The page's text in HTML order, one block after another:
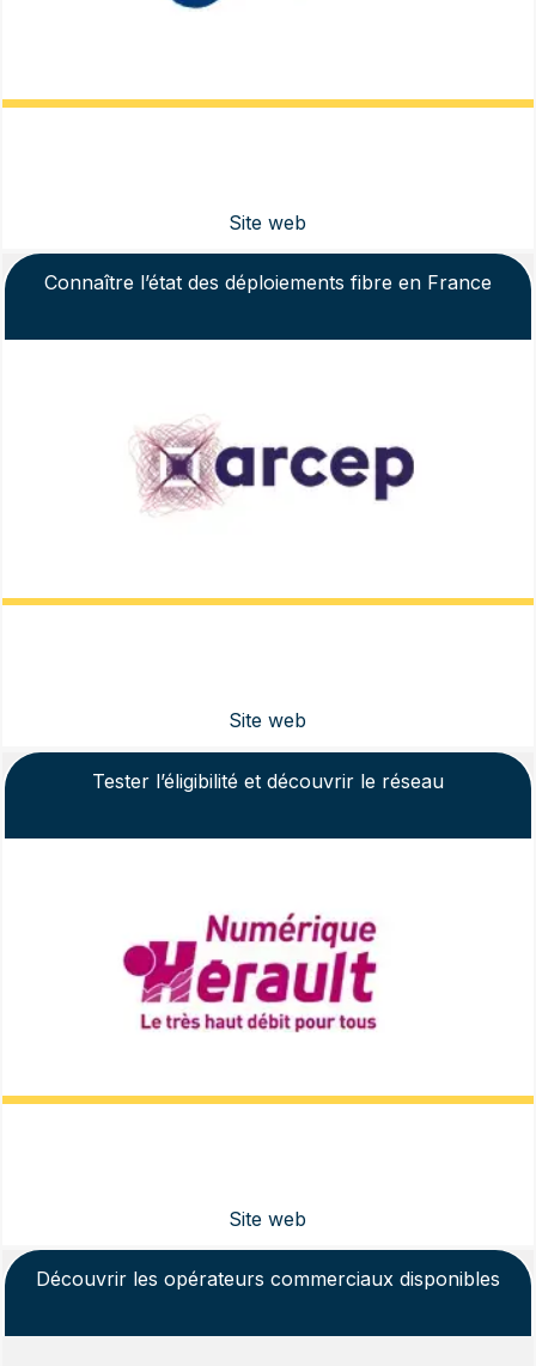
Connaître l’état des déploiements fibre en France
Tester l’éligibilité et découvrir le réseau
Découvrir les opérateurs commerciaux disponibles